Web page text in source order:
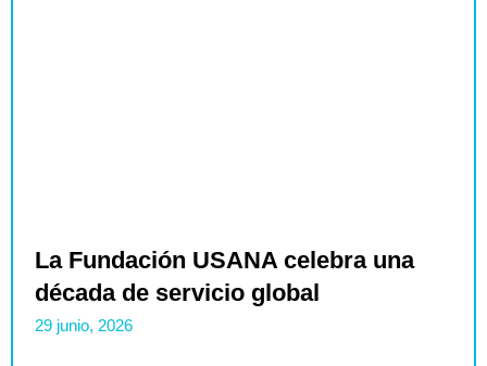
La Fundación USANA celebra una
década de servicio global
29 junio, 2026